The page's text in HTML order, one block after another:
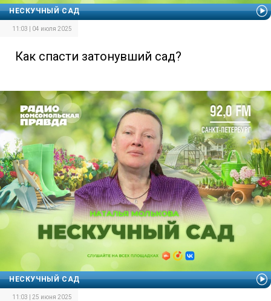
НЕСКУЧНЫЙ САД
11:03 | 04 июля 2025
Как спасти затонувший сад?
НЕСКУЧНЫЙ САД
11:03 | 25 июня 2025